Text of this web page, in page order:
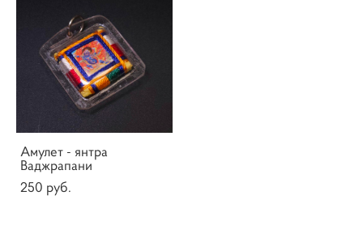
Амулет - янтра
Ваджрапани
250 pуб.